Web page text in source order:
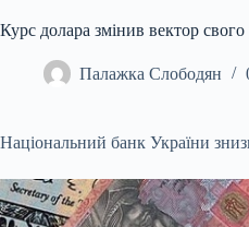
Курс долара змінив вектор свого
Палажка Слободян
Національний банк України